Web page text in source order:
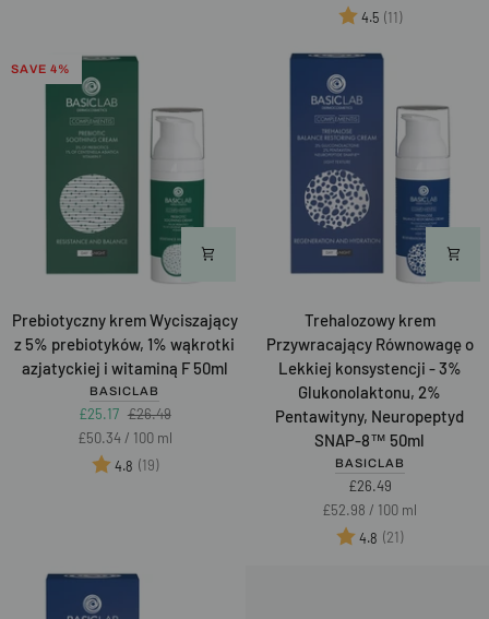
Ocena:
4.5 (11)na 5
SAVE 4%
Wyciszający
prebiotyków,
Prebiotyczny krem Wyciszający
z 5% prebiotyków, 1% wąkrotki
azjatyckiej i witaminą F 50ml
BASICLAB
£25.17 £26.49
Unit
price
£50.34 /per
100 ml
Ocena:
4.8 (19)na 5 gwiazdek
Przywracający
Równowagę
Glukonolaktonu,
Trehalozowy krem
Przywracający Równowagę o
Lekkiej konsystencji - 3%
Glukonolaktonu, 2%
Pentawityny, Neuropeptyd
SNAP-8™ 50ml
BASICLAB
£26.49
Unit
price
£52.98 / per
100 ml
Ocena:
4.8 (21)na 5